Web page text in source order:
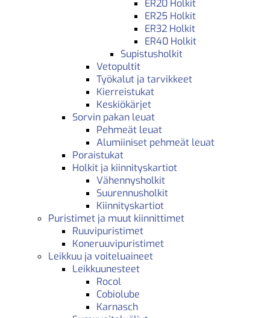
ER20 Holkit
ER25 Holkit
ER32 Holkit
ER40 Holkit
Supistusholkit
Vetopultit
Työkalut ja tarvikkeet
Kierreistukat
Keskiökärjet
Sorvin pakan leuat
Pehmeät leuat
Alumiiniset pehmeät leuat
Poraistukat
Holkit ja kiinnityskartiot
Vähennysholkit
Suurennusholkit
Kiinnityskartiot
Puristimet ja muut kiinnittimet
Ruuvipuristimet
Koneruuvipuristimet
Leikkuu ja voiteluaineet
Leikkuunesteet
Rocol
Cobiolube
Karnasch